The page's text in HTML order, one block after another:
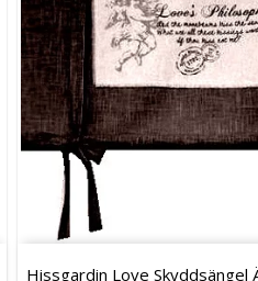
till i favoritlistan
till i favoritlistan
Hissgardin Love Skyddsängel